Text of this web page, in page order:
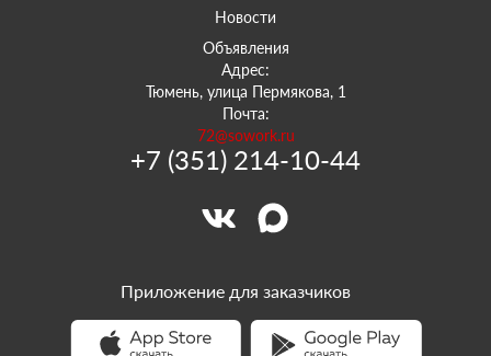
Новости
Объявления
Адрес:
Тюмень, улица Пермякова, 1
Почта:
72@sowork.ru
+7 (351) 214-10-44
Приложение для заказчиков